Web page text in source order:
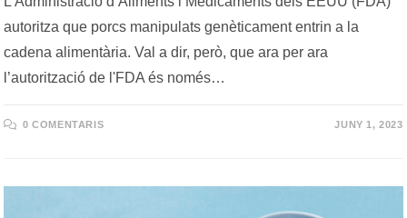
autoritza que porcs manipulats genèticament entrin a la
cadena alimentària. Val a dir, però, que ara per ara
l’autorització de l'FDA és només…
0 COMENTARIS JUNY 1, 2023